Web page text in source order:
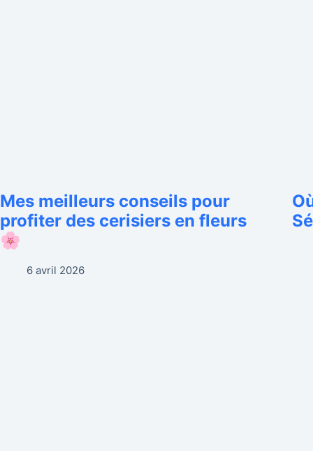
Mes meilleurs conseils pour
profiter des cerisiers en fleurs
🌸
6 avril 2026